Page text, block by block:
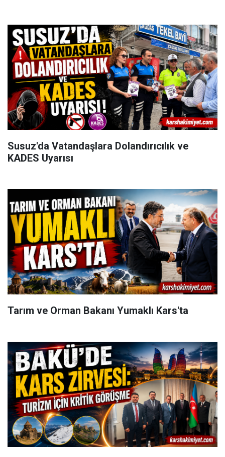
Susuz'da Vatandaşlara Dolandırıcılık ve
KADES Uyarısı
Tarım ve Orman Bakanı Yumaklı Kars'ta